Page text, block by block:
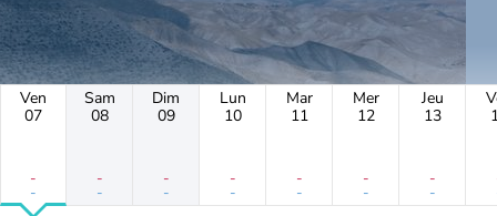
Ven
07
-
-
Sam
08
-
-
Dim
09
-
-
Lun
10
-
-
Mar
11
-
-
Mer
12
-
-
Jeu
13
-
-